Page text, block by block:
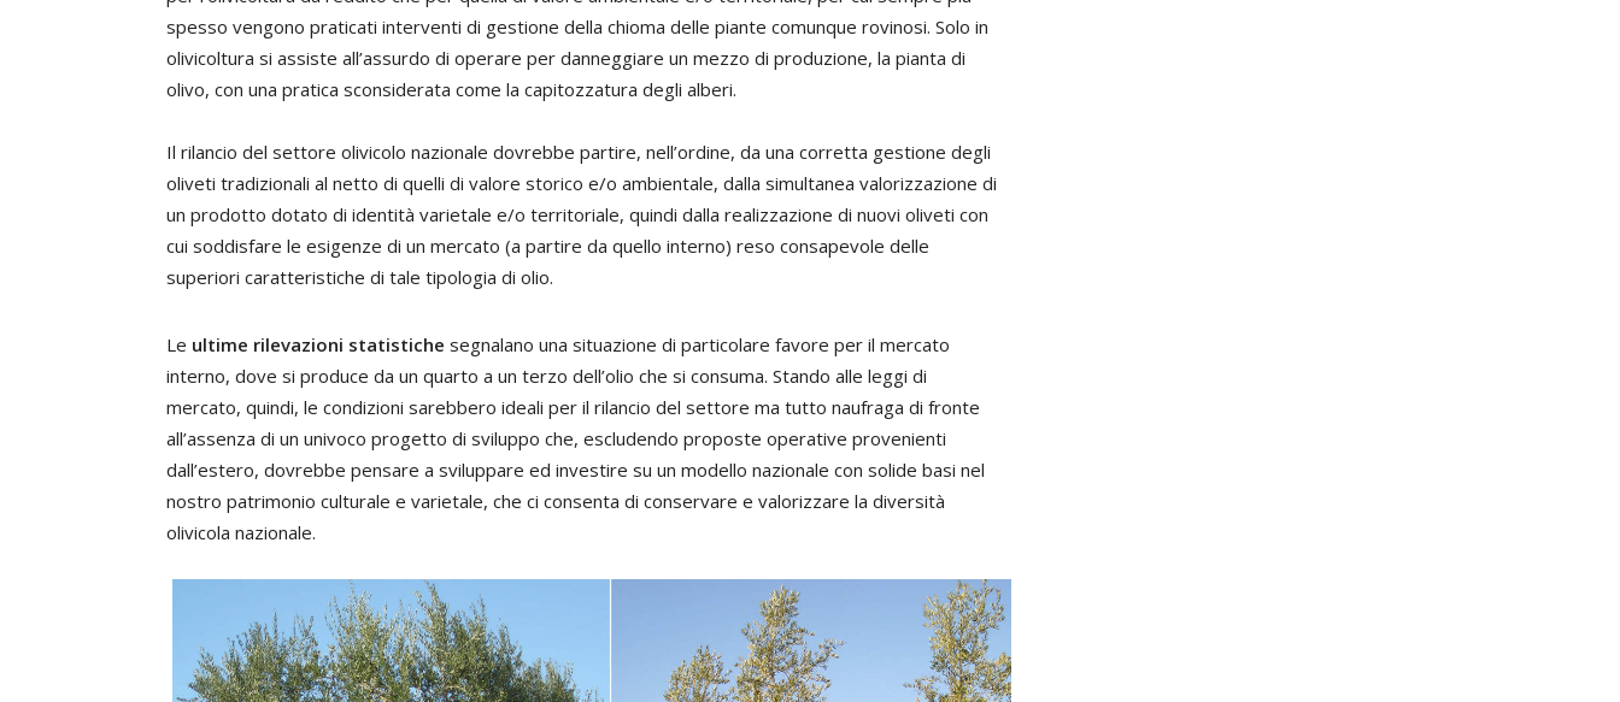
spesso vengono praticati interventi di gestione della chioma delle piante comunque rovinosi. Solo in
olivicoltura si assiste all’assurdo di operare per danneggiare un mezzo di produzione, la pianta di
olivo, con una pratica sconsiderata come la capitozzatura degli alberi.
Il rilancio del settore olivicolo nazionale dovrebbe partire, nell’ordine, da una corretta gestione degli
oliveti tradizionali al netto di quelli di valore storico e/o ambientale, dalla simultanea valorizzazione di
un prodotto dotato di identità varietale e/o territoriale, quindi dalla realizzazione di nuovi oliveti con
cui soddisfare le esigenze di un mercato (a partire da quello interno) reso consapevole delle
superiori caratteristiche di tale tipologia di olio.
Le ultime rilevazioni statistiche segnalano una situazione di particolare favore per il mercato
interno, dove si produce da un quarto a un terzo dell’olio che si consuma. Stando alle leggi di
mercato, quindi, le condizioni sarebbero ideali per il rilancio del settore ma tutto naufraga di fronte
all’assenza di un univoco progetto di sviluppo che, escludendo proposte operative provenienti
dall’estero, dovrebbe pensare a sviluppare ed investire su un modello nazionale con solide basi nel
nostro patrimonio culturale e varietale, che ci consenta di conservare e valorizzare la diversità
olivicola nazionale.